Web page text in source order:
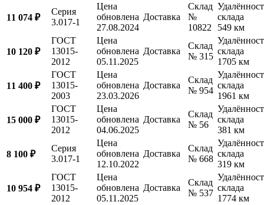
11 074 ₽
Серия
3.017-1
Цена
обновлена
27.08.2024
Доставка
Склад
№
10822
склада
549 км
10 120 ₽
ГОСТ
13015-
2012
Цена
обновлена
05.11.2025
Доставка
Склад
№ 315
склада
1705 км
11 400 ₽
ГОСТ
13015-
2003
Цена
обновлена
23.03.2026
Доставка
Склад
№ 954
склада
1961 км
15 000 ₽
ГОСТ
13015-
2012
Цена
обновлена
04.06.2025
Доставка
Склад
№ 56
склада
381 км
8 100 ₽
Серия
3.017-1
Цена
обновлена
12.10.2022
Доставка
Склад
№ 668
склада
319 км
10 954 ₽
ГОСТ
13015-
2012
Цена
обновлена
05.11.2025
Доставка
Склад
№ 537
склада
1774 км